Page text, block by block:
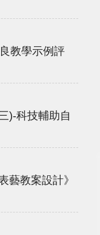
教學示例評
)-科技輔助自
藝教案設計》